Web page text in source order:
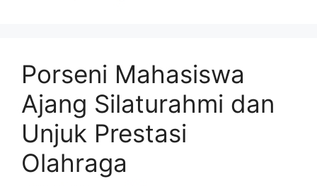
Porseni Mahasiswa
Ajang Silaturahmi dan
Unjuk Prestasi
Olahraga